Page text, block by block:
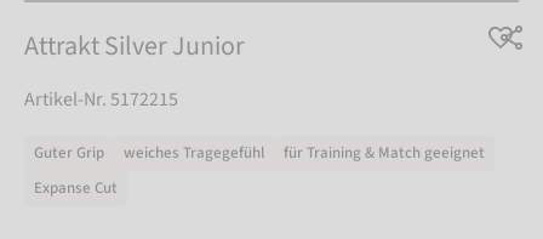
Attrakt Silver Junior
Artikel-Nr. 5172215
Guter Grip weiches Tragegefühl
für Training & Match geeignet
Expanse Cut